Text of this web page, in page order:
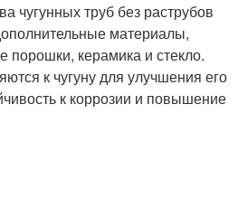
чугунных труб без раструбов
материалы,
порошки, керамика и стекло.
к чугуну для улучшения его
к коррозии и повышение